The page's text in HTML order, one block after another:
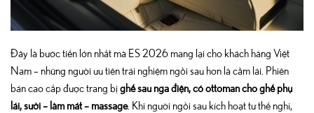
Đây là bước tiến lớn nhất mà ES 2026 mang lại cho khách hàng Việt
Nam – những người ưu tiên trải nghiệm ngồi sau hơn là cầm lái. Phiên
bản cao cấp được trang bị ghế sau ngả điện, có ottoman cho ghế phụ
lái, sưởi – làm mát – massage. Khi người ngồi sau kích hoạt tư thế nghỉ,